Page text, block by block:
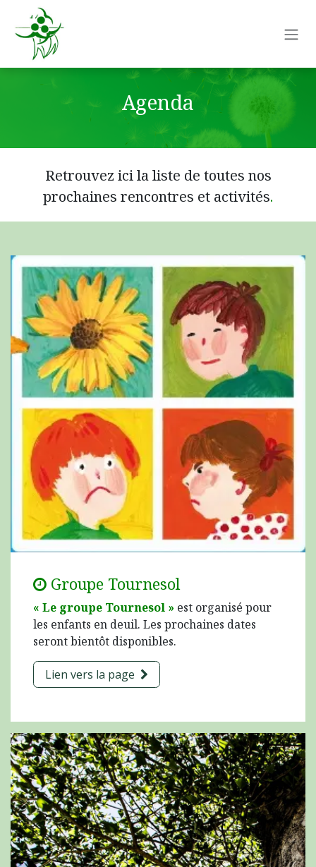
Se rendre au contenu
Agenda
Retrouvez ici la liste de toutes nos
prochaines rencontres et activités.
Groupe Tournesol
« Le groupe Tournesol » est organisé pour
les enfants en deuil. Les prochaines dates
seront bientôt disponibles.
Lien vers la page